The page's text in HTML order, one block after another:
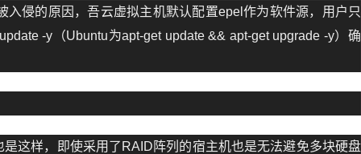
入侵的原因，吾云虚拟主机默认配置epel作为软件源，用户只
-y（Ubuntu为apt-get update && apt-get upgrade -y）确
这样，即使采用了RAID阵列的宿主机也是无法避免多块硬盘